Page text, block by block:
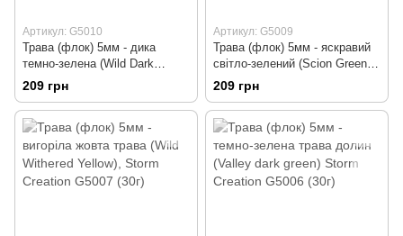
Артикул: G5010
Трава (флок) 5мм - дика
темно-зелена (Wild Dark
Green), Storm Creation G5010
209 грн
Артикул: G5009
Трава (флок) 5мм - яскравий
світло-зелений (Scion Green),
Storm Creation G5009 (30г)
209 грн